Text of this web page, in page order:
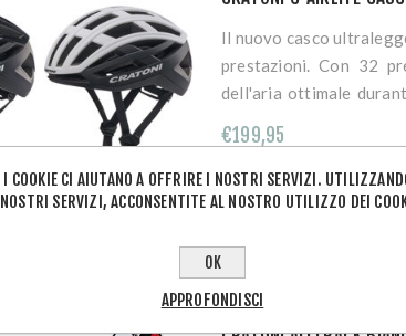
Il nuovo casco
prestazioni. Con 32
dell'aria ottimale
personalizzata e una
ultraleggero è quasi
Il casco C-Airlite per
comfort e stile, sia su
€199,95
I COOKIE CI AIUTANO A OFFRIRE I NOSTRI SERVIZI.
NOSTRI SERVIZI, ACCONSENTITE AL NOSTRO UTILIZZO DEI
OK
APPROFONDISCI